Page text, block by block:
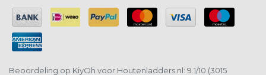
Beoordeling op KiyOh voor Houtenladders.nl: 9.1/10 (3015